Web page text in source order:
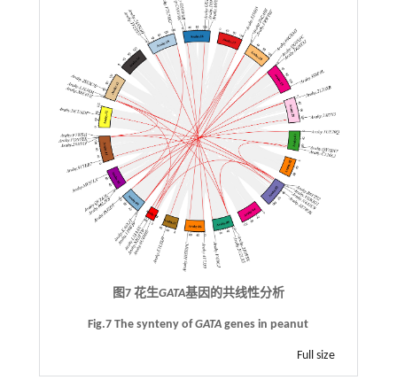
图7 花生GATA基因的共线性分析
Fig.7 The synteny ofGATA genes in peanut
Full size